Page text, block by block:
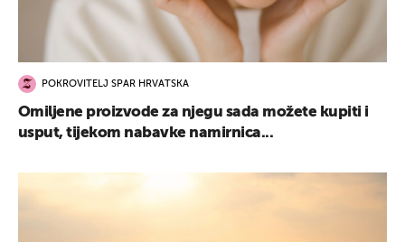
POKROVITELJ SPAR HRVATSKA
Omiljene proizvode za njegu sada možete kupiti i
usput, tijekom nabavke namirnica...